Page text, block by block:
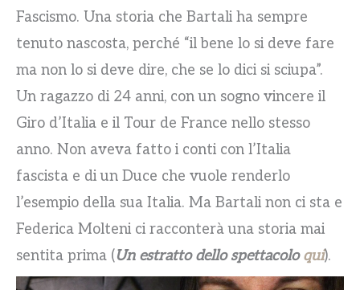
Fascismo. Una storia che Bartali ha sempre
tenuto nascosta, perché “il bene lo si deve fare
ma non lo si deve dire, che se lo dici si sciupa”.
Un ragazzo di 24 anni, con un sogno vincere il
Giro d’Italia e il Tour de France nello stesso
anno. Non aveva fatto i conti con l’Italia
fascista e di un Duce che vuole renderlo
l’esempio della sua Italia. Ma Bartali non ci sta e
Federica Molteni ci racconterà una storia mai
sentita prima (Un estratto dello spettacoloqui).